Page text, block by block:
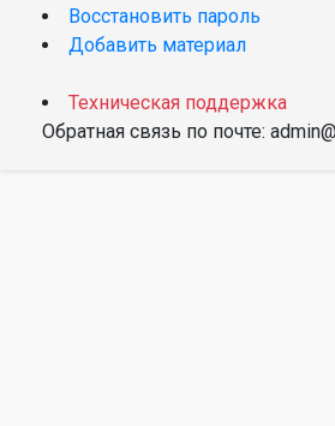
Восстановить пароль
Добавить материал
Техническая поддержка
Обратная связь по почте: